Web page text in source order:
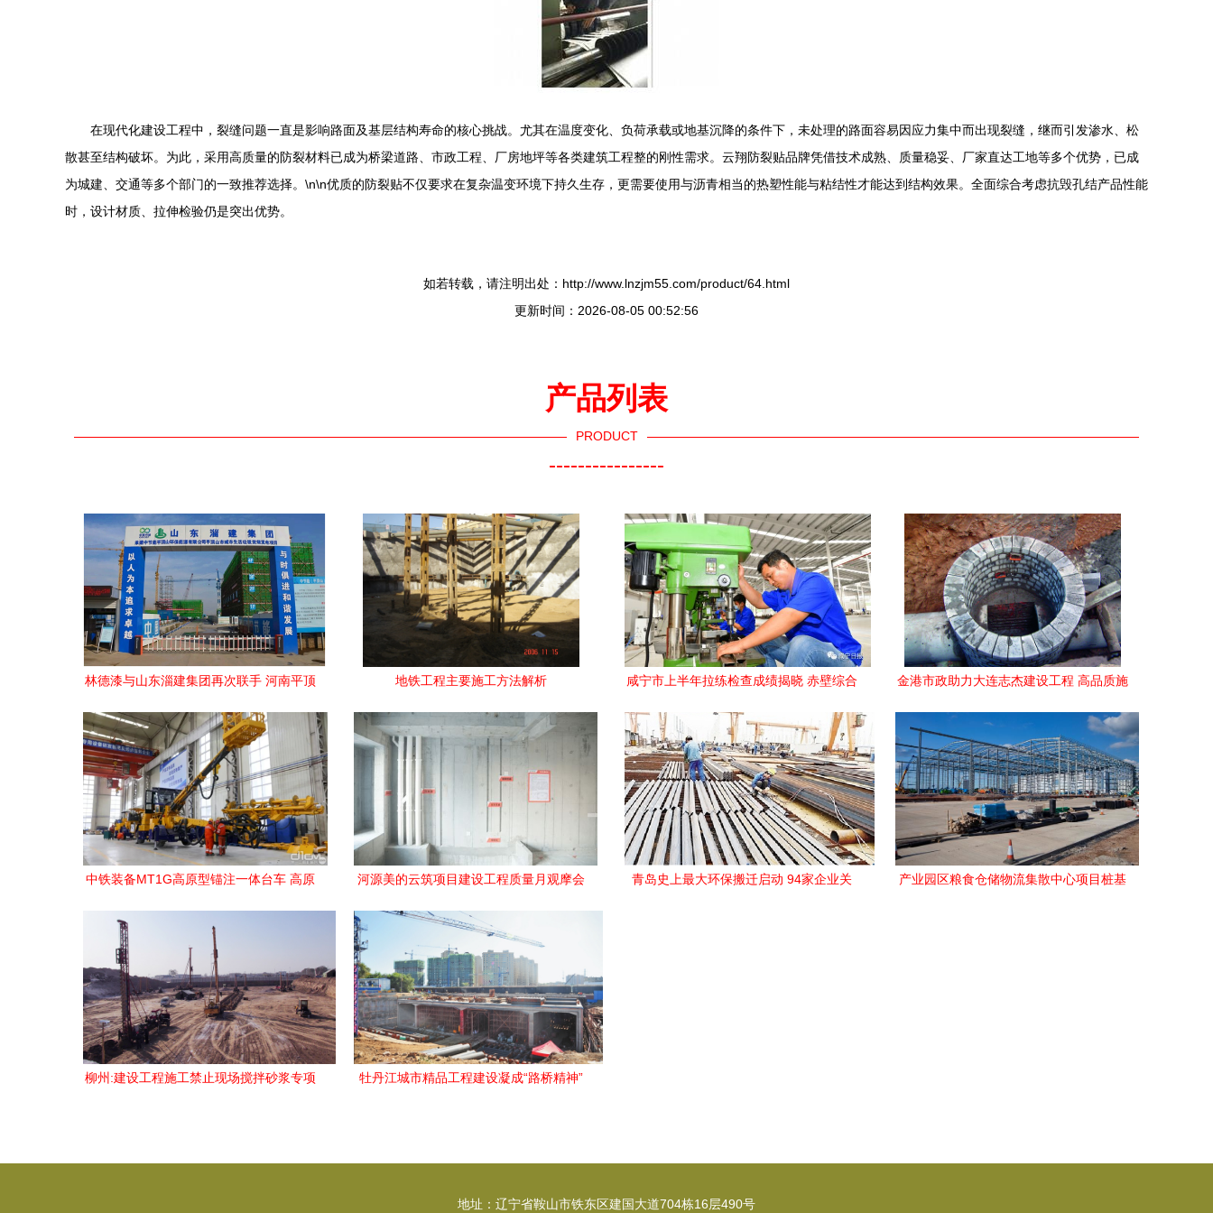
在现代化建设工程中，裂缝问题一直是影响路面及基层结构寿命的核心挑战。尤其在温度变化、负荷承载或地基沉降的条件下，未处理的路面容易因应力集中而出现裂缝，继而引发渗水、松
散甚至结构破坏。为此，采用高质量的防裂材料已成为桥梁道路、市政工程、厂房地坪等各类建筑工程整的刚性需求。云翔防裂贴品牌凭借技术成熟、质量稳妥、厂家直达工地等多个优势，已成
为城建、交通等多个部门的一致推荐选择。\n\n优质的防裂贴不仅要求在复杂温变环境下持久生存，更需要使用与沥青相当的热塑性能与粘结性才能达到结构效果。全面综合考虑抗毁孔结产品性能
时，设计材质、拉伸检验仍是突出优势。
如若转载，请注明出处：http://www.lnzjm55.com/product/64.html
更新时间：2026-08-05 00:52:56
产品列表
PRODUCT
----------------
林德漆与山东淄建集团再次联手 河南平顶
地铁工程主要施工方法解析
咸宁市上半年拉练检查成绩揭晓 赤壁综合
金港市政助力大连志杰建设工程 高品质施
中铁装备MT1G高原型锚注一体台车 高原
河源美的云筑项目建设工程质量月观摩会
青岛史上最大环保搬迁启动 94家企业关
产业园区粮食仓储物流集散中心项目桩基
柳州:建设工程施工禁止现场搅拌砂浆专项
牡丹江城市精品工程建设凝成“路桥精神”
地址：辽宁省鞍山市铁东区建国大道704栋16层490号